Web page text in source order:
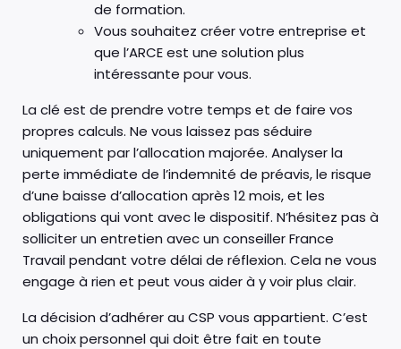
de formation.
Vous souhaitez créer votre entreprise et
que l’ARCE est une solution plus
intéressante pour vous.
La clé est de prendre votre temps et de faire vos
propres calculs. Ne vous laissez pas séduire
uniquement par l’allocation majorée. Analyser la
perte immédiate de l’indemnité de préavis, le risque
d’une baisse d’allocation après 12 mois, et les
obligations qui vont avec le dispositif. N’hésitez pas à
solliciter un entretien avec un conseiller France
Travail pendant votre délai de réflexion. Cela ne vous
engage à rien et peut vous aider à y voir plus clair.
La décision d’adhérer au CSP vous appartient. C’est
un choix personnel qui doit être fait en toute